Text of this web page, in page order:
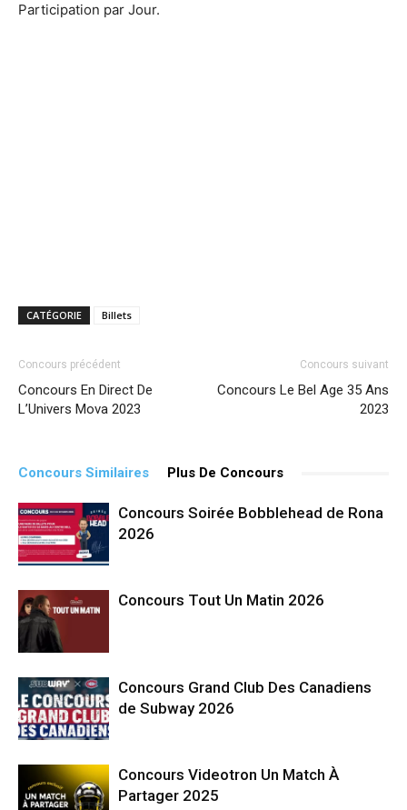
Participation par Jour.
CATÉGORIE Billets
Concours précédent
Concours En Direct De
L’Univers Mova 2023
Concours suivant
Concours Le Bel Age 35 Ans
2023
Concours Similaires Plus De Concours
Concours Soirée Bobblehead de Rona
2026
Concours Tout Un Matin 2026
Concours Grand Club Des Canadiens
de Subway 2026
Concours Videotron Un Match À
Partager 2025